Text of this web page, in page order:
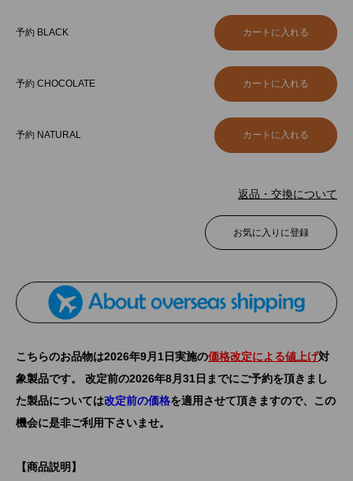
予約 BLACK
予約 CHOCOLATE
予約 NATURAL
返品・交換について
お気に入りに登録
こちらのお品物は2026年9月1日実施の価格改定による値上げ対
象製品です。 改定前の2026年8月31日までにご予約を頂きまし
た製品については改定前の価格を適用させて頂きますので、この
機会に是非ご利用下さいませ。
【商品説明】